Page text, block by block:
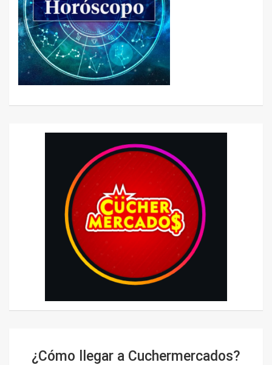
¿Cómo llegar a Cuchermercados?